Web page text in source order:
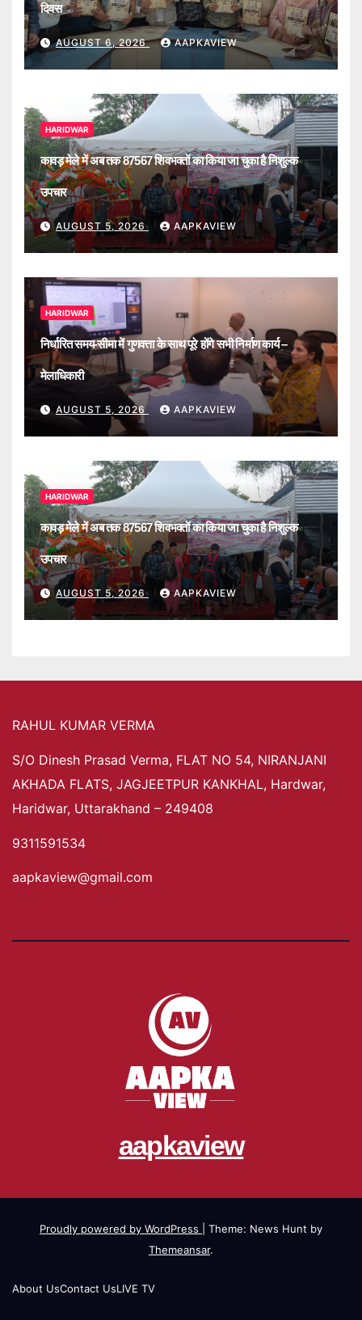
दिवस
AUGUST 6, 2026 AAPKAVIEW
HARIDWAR
कावड़ मेले में अब तक 87567 शिवभक्तों का किया जा चुका है निशुल्क
उपचार
AUGUST 5, 2026 AAPKAVIEW
HARIDWAR
निर्धारित समय-सीमा में गुणवत्ता के साथ पूरे होंगे सभी निर्माण कार्य –
मेलाधिकारी
AUGUST 5, 2026 AAPKAVIEW
HARIDWAR
कावड़ मेले में अब तक 87567 शिवभक्तों का किया जा चुका है निशुल्क
उपचार
AUGUST 5, 2026 AAPKAVIEW
RAHUL KUMAR VERMA
S/O Dinesh Prasad Verma, FLAT NO 54, NIRANJANI
AKHADA FLATS, JAGJEETPUR KANKHAL, Hardwar,
Haridwar, Uttarakhand – 249408
9311591534
aapkaview@gmail.com
aapkaview
Proudly powered by WordPress
Theme: News Hunt by
Themeansar.
About UsContact UsLIVE TV